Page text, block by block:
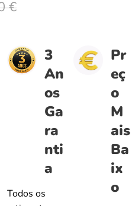
€
3
An
os
Ga
ra
nti
a
Todos os
Pr
eç
o
M
ais
Ba
ix
o